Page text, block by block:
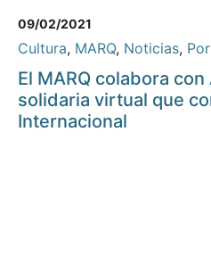
09/02/2021
Cultura, MARQ, Noticias,
El MARQ colabora
solidaria virtual que
Internacional